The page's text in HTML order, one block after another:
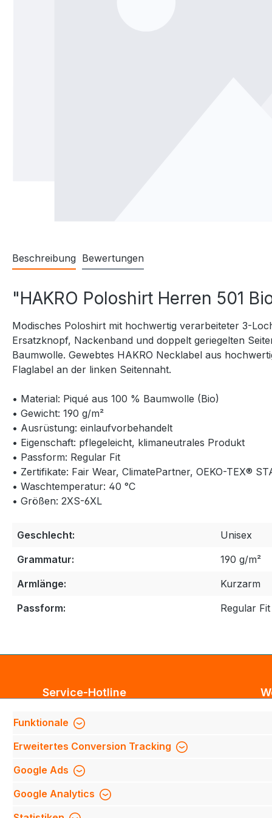
Beschreibung Bewertungen
"HAKRO Poloshirt Herren 501
Modisches Poloshirt mit hochwertig verarbeiteter 3-
Ersatzknopf, Nackenband und doppelt geriegelten
Baumwolle. Gewebtes HAKRO Necklabel aus
Flaglabel an der linken Seitennaht.
• Material: Piqué aus 100 % Baumwolle (Bio)
• Gewicht: 190 g/m²
• Ausrüstung: einlaufvorbehandelt
• Eigenschaft: pflegeleicht, klimaneutrales Produkt
• Passform: Regular Fit
• Zertifikate: Fair Wear, ClimatePartner, OEKO-TEX®
• Waschtemperatur: 40 °C
• Größen: 2XS-6XL
Geschlecht:
Unisex
Grammatur:
190 g/m²
Armlänge:
Kurzarm
Passform:
Regular Fit
Service-Hotline
Fr 8:00 Uhr - 14:00 Uhr
Funktionale
Erweitertes Conversion Tracking
Google Ads
Google Analytics